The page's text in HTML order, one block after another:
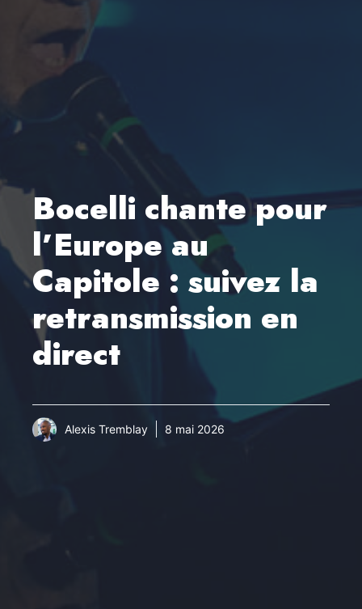
Bocelli chante pour
l’Europe au
Capitole : suivez la
retransmission en
direct
Alexis Tremblay 8 mai 2026